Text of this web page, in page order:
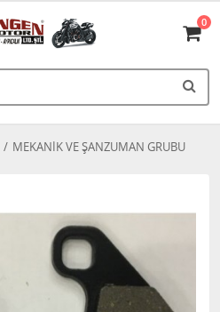
0
MEKANİK VE ŞANZUMAN GRUBU